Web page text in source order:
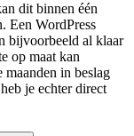
dit binnen één
Een WordPress
bijvoorbeeld al klaar
op maat kan
in beslag
je echter direct